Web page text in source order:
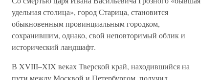
удельная столица», город Старица, становится
обыкновенным провинциальным городком,
сохранившим, однако, свой неповторимый облик и
исторический ландшафт.
В XVIII–XIX веках Тверской край, находившийся на
пути между Москвой и Петербургом, получил